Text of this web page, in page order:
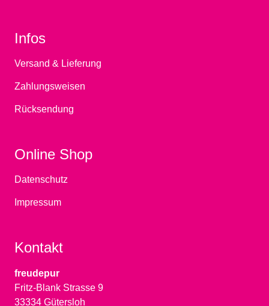
Infos
Versand & Lieferung
Zahlungsweisen
Rücksendung
Online Shop
Datenschutz
Impressum
Kontakt
freudepur
Fritz-Blank Strasse 9
33334 Gütersloh